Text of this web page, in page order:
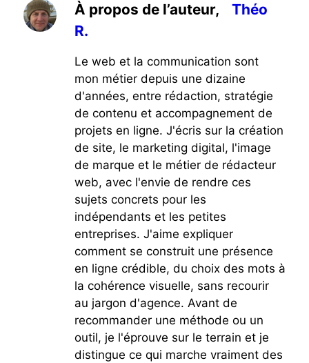
À propos de l’auteur,
Théo
R.
Le web et la communication sont
mon métier depuis une dizaine
d'années, entre rédaction, stratégie
de contenu et accompagnement de
projets en ligne. J'écris sur la création
de site, le marketing digital, l'image
de marque et le métier de rédacteur
web, avec l'envie de rendre ces
sujets concrets pour les
indépendants et les petites
entreprises. J'aime expliquer
comment se construit une présence
en ligne crédible, du choix des mots à
la cohérence visuelle, sans recourir
au jargon d'agence. Avant de
recommander une méthode ou un
outil, je l'éprouve sur le terrain et je
distingue ce qui marche vraiment des